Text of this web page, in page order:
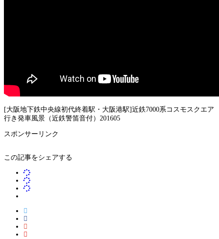
[大阪地下鉄中央線初代終着駅・大阪港駅]近鉄7000系コスモスクエア
行き発車風景（近鉄警笛音付）201605
スポンサーリンク
この記事をシェアする